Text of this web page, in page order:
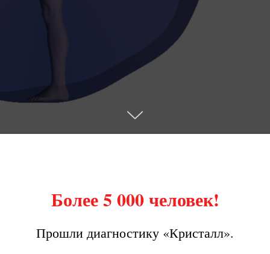
Более 5 000 человек!
Прошли диагностику «Кристалл».